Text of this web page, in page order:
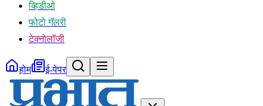
व्हिडीओ
फोटो गॅलरी
टेक्नोलॉजी
होम ई-पेपर